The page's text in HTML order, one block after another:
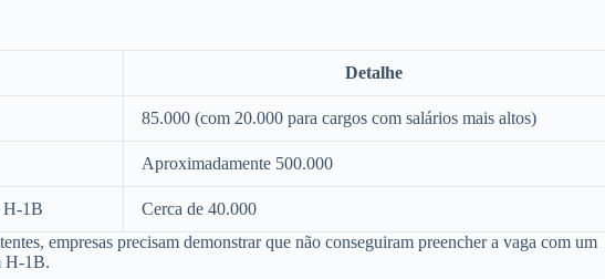
Detalhe
85.000 (com 20.000 para cargos com salários mais altos)
Aproximadamente 500.000
H-1B
Cerca de 40.000
empresas precisam demonstrar que não conseguiram preencher a vaga com um
H-1B.